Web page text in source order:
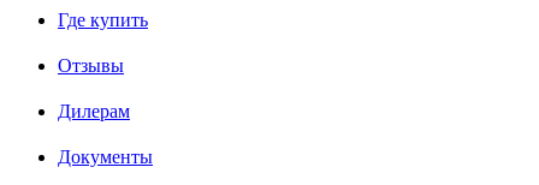
Где купить
Отзывы
Дилерам
Документы